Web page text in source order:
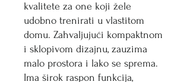
kvalitete za one koji žele
udobno trenirati u vlastitom
domu. Zahvaljujući kompaktnom
i sklopivom dizajnu, zauzima
malo prostora i lako se sprema.
Ima širok raspon funkcija,